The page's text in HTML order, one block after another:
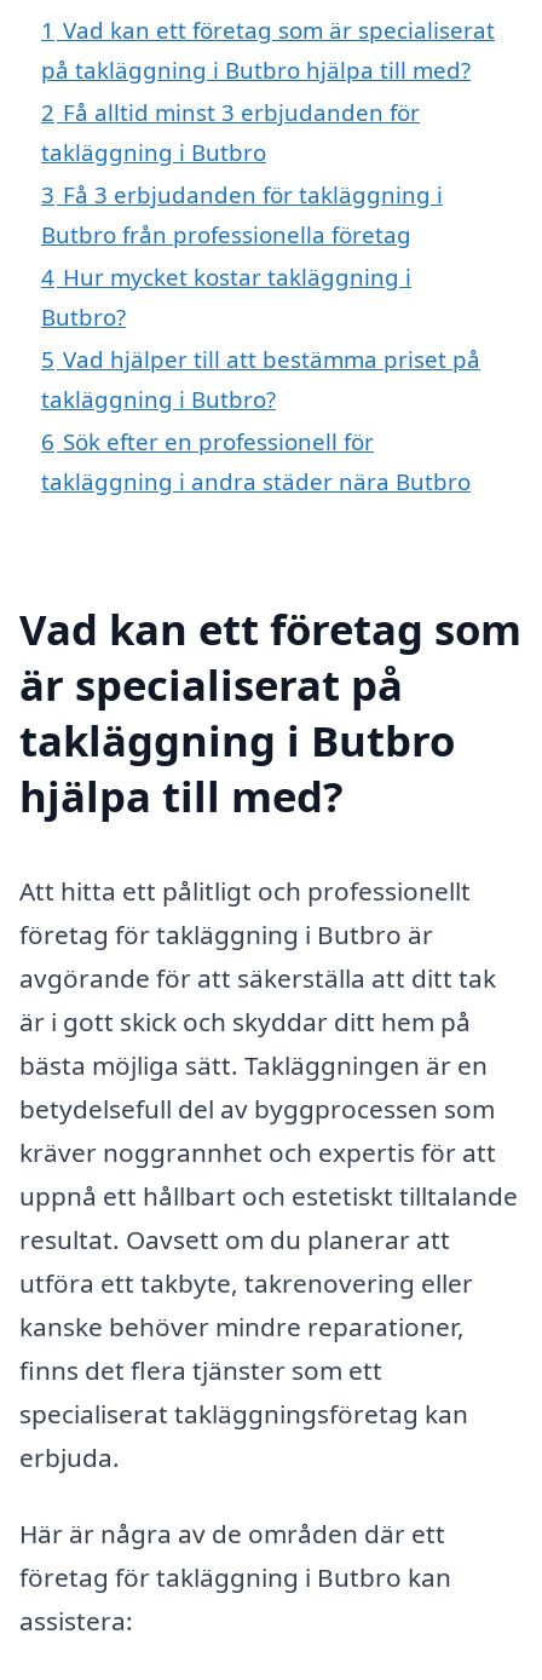
1 Vad kan ett företag som är specialiserat
på takläggning i Butbro hjälpa till med?
2 Få alltid minst 3 erbjudanden för
takläggning i Butbro
3 Få 3 erbjudanden för takläggning i
Butbro från professionella företag
4 Hur mycket kostar takläggning i
Butbro?
5 Vad hjälper till att bestämma priset på
takläggning i Butbro?
6 Sök efter en professionell för
takläggning i andra städer nära Butbro
Vad kan ett företag som
är specialiserat på
takläggning i Butbro
hjälpa till med?
Att hitta ett pålitligt och professionellt
företag för takläggning i Butbro är
avgörande för att säkerställa att ditt tak
är i gott skick och skyddar ditt hem på
bästa möjliga sätt. Takläggningen är en
betydelsefull del av byggprocessen som
kräver noggrannhet och expertis för att
uppnå ett hållbart och estetiskt tilltalande
resultat. Oavsett om du planerar att
utföra ett takbyte, takrenovering eller
kanske behöver mindre reparationer,
finns det flera tjänster som ett
specialiserat takläggningsföretag kan
erbjuda.
Här är några av de områden där ett
företag för takläggning i Butbro kan
assistera: